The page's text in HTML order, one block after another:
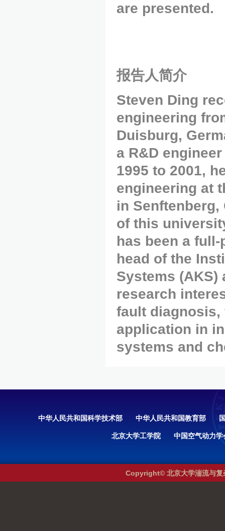
are presented.
报告人简介
Steven Ding
engineering
Duisburg,
a R&D
1995 to 2001,
engineering at
in
of this
has been a
head of the
Systems
research
fault diagnosis,
application in
systems and
中华人民共和国科学技术部 中华人民共和国教育部
北京大学工学院 中国空气动力学
Copyright© 北京大学湍流与